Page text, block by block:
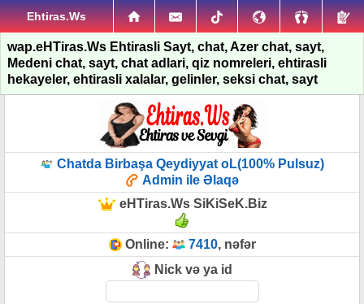
Ehtiras.Ws
wap.eHTiras.Ws Ehtirasli Sayt, chat, Azer chat, sayt,
Medeni chat, sayt, chat adlari, qiz nomreleri, ehtirasli
hekayeler, ehtirasli xalalar, gelinler, seksi chat, sayt
Chatda Birbaşa Qeydiyyat oL(100% Pulsuz)
Admin ile Əlaqə
eHTiras.Ws SiKiSeK.Biz
Online: 7410, nəfər
Nick və ya id